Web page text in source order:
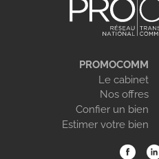
PROMOCOMM
Le cabinet
Nos offres
Confier un bien
Estimer votre bien